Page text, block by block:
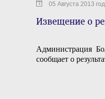
05 Августа 2013
Извещение о
Администрация
сообщает о